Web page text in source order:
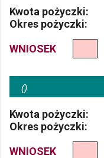
Kwota pożyczki:
Okres pożyczki:
WNIOSEK
()
Kwota pożyczki:
Okres pożyczki:
WNIOSEK